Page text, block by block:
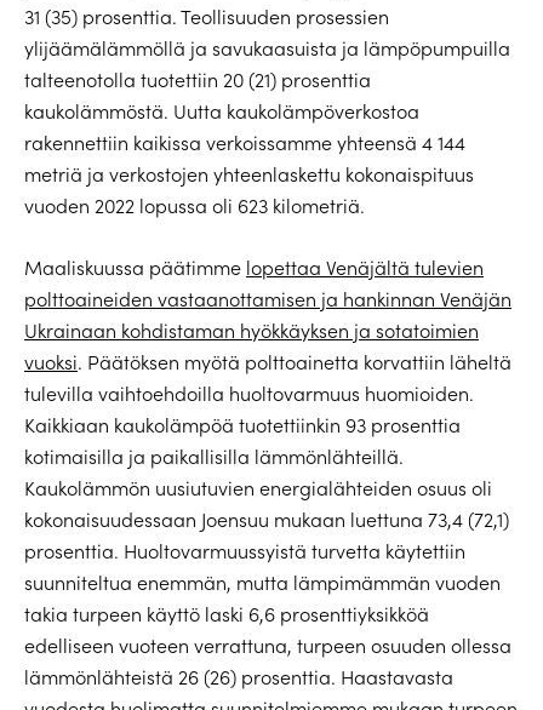
31 (35) prosenttia. Teollisuuden prosessien
ylijäämälämmöllä ja savukaasuista ja lämpöpumpuilla
talteenotolla tuotettiin 20 (21) prosenttia
kaukolämmöstä. Uutta kaukolämpöverkostoa
rakennettiin kaikissa verkoissamme yhteensä 4 144
metriä ja verkostojen yhteenlaskettu kokonaispituus
vuoden 2022 lopussa oli 623 kilometriä.
Maaliskuussa päätimme lopettaa Venäjältä tulevien
polttoaineiden vastaanottamisen ja hankinnan Venäjän
Ukrainaan kohdistaman hyökkäyksen ja sotatoimien
vuoksi. Päätöksen myötä polttoainetta korvattiin läheltä
tulevilla vaihtoehdoilla huoltovarmuus huomioiden.
Kaikkiaan kaukolämpöä tuotettiinkin 93 prosenttia
kotimaisilla ja paikallisilla lämmönlähteillä.
Kaukolämmön uusiutuvien energialähteiden osuus oli
kokonaisuudessaan Joensuu mukaan luettuna 73,4 (72,1)
prosenttia. Huoltovarmuussyistä turvetta käytettiin
suunniteltua enemmän, mutta lämpimämmän vuoden
takia turpeen käyttö laski 6,6 prosenttiyksikköä
edelliseen vuoteen verrattuna, turpeen osuuden ollessa
lämmönlähteistä 26 (26) prosenttia. Haastavasta